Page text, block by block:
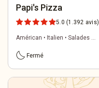
Papi's Pizza
5.0 (1.392 avis)
Américan • Italien • Salades ...
bedtime Fermé